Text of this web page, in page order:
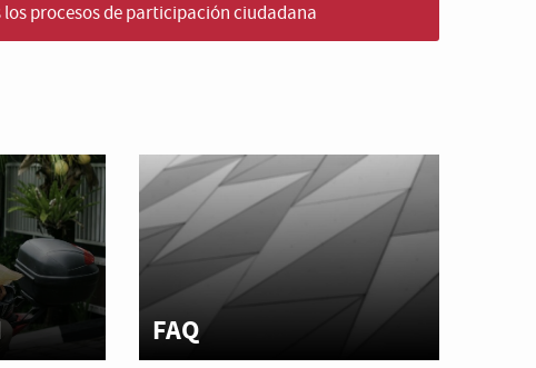
los procesos de participación ciudadana
FAQ